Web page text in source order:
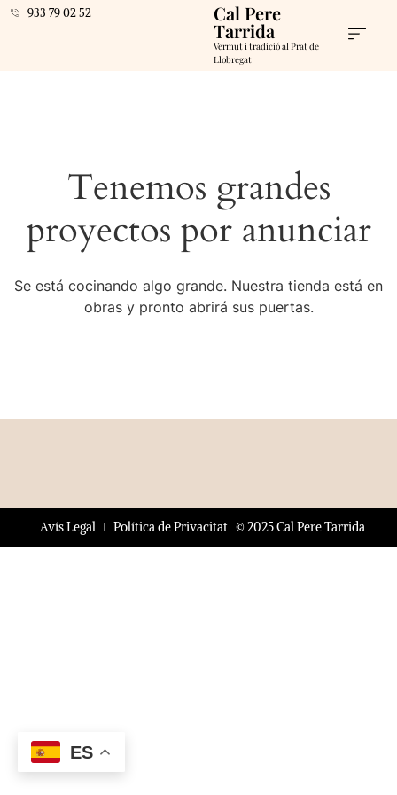
933 79 02 52 Cal Pere
Tarrida
Vermut i tradició al Prat de
Llobregat
Tenemos grandes
proyectos por anunciar
Se está cocinando algo grande. Nuestra tienda está en
obras y pronto abrirá sus puertas.
© 2025 Cal Pere Tarrida
Avís Legal Política de Privacitat
ES